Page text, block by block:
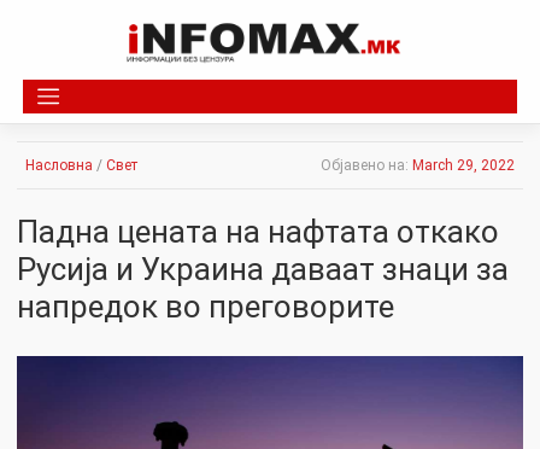
Насловна / Свет Објавено на: March 29, 2022
Падна цената на нафтата откако
Русија и Украина даваат знаци за
напредок во преговорите